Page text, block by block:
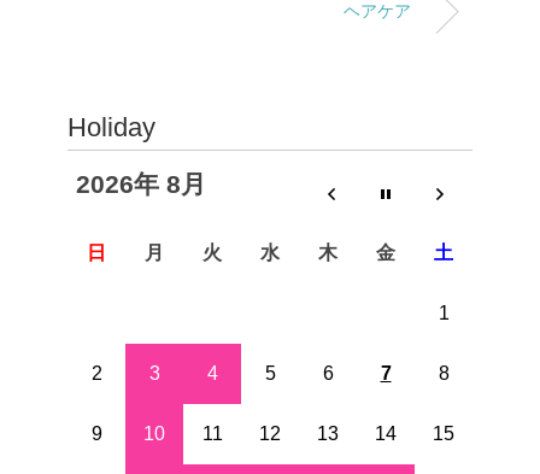
ヘアケア
Holiday
2026年 8月
日 月 火 水 木 金 土
1
2 3 4 5 6 7 8
9 10 11 12 13 14 15